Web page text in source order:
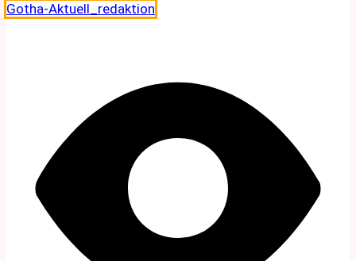
Gotha-Aktuell_redaktion